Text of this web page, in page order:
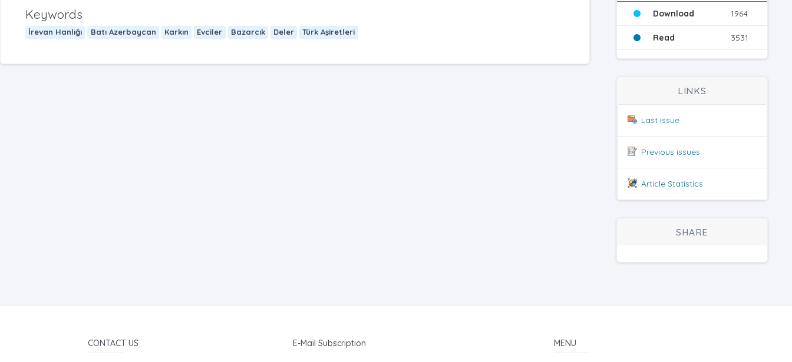
Keywords
İrevan Hanlığı Batı Azerbaycan Karkın Evciler Bazarcık Deler Türk Aşiretleri
Download 1964
Read 3531
LINKS
Last issue
Previous issues
Article Statistics
SHARE
CONTACT US E-Mail Subscription MENU